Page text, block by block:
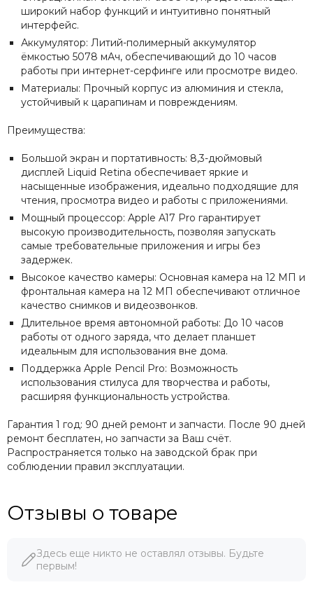
широкий набор функций и интуитивно понятный
интерфейс.
Аккумулятор: Литий-полимерный аккумулятор
ёмкостью 5078 мАч, обеспечивающий до 10 часов
работы при интернет-серфинге или просмотре видео.
Материалы: Прочный корпус из алюминия и стекла,
устойчивый к царапинам и повреждениям.
Преимущества:
Большой экран и портативность: 8,3-дюймовый
дисплей Liquid Retina обеспечивает яркие и
насыщенные изображения, идеально подходящие для
чтения, просмотра видео и работы с приложениями.
Мощный процессор: Apple A17 Pro гарантирует
высокую производительность, позволяя запускать
самые требовательные приложения и игры без
задержек.
Высокое качество камеры: Основная камера на 12 МП и
фронтальная камера на 12 МП обеспечивают отличное
качество снимков и видеозвонков.
Длительное время автономной работы: До 10 часов
работы от одного заряда, что делает планшет
идеальным для использования вне дома.
Поддержка Apple Pencil Pro: Возможность
использования стилуса для творчества и работы,
расширяя функциональность устройства.
Гарантия 1 год: 90 дней ремонт и запчасти. После 90 дней
ремонт бесплатен, но запчасти за Ваш счёт.
Распространяется только на заводской брак при
соблюдении правил эксплуатации.
Отзывы о товаре
Здесь еще никто не оставлял отзывы. Будьте
первым!